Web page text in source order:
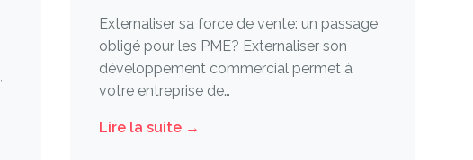
Externaliser sa force de vente: un passage
obligé pour les PME? Externaliser son
développement commercial permet à
votre entreprise de…
Lire la suite →